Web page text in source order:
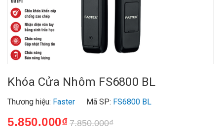
Khóa Cửa Nhôm FS6800 BL
Thương hiệu: Faster Mã SP: FS6800 BL
5.850.000₫ 7.850.000₫